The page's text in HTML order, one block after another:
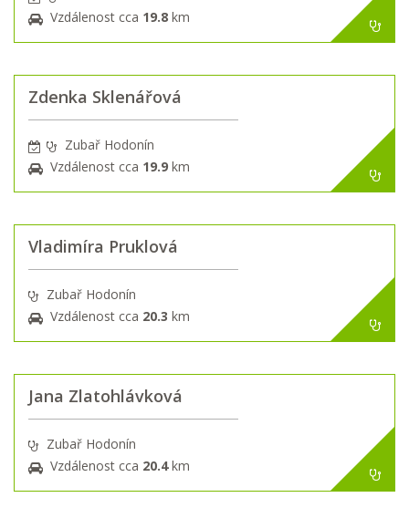
Vzdálenost cca 19.8 km
Zdenka Sklenářová
Zubař Hodonín
Vzdálenost cca 19.9 km
Vladimíra Pruklová
Zubař Hodonín
Vzdálenost cca 20.3 km
Jana Zlatohlávková
Zubař Hodonín
Vzdálenost cca 20.4km